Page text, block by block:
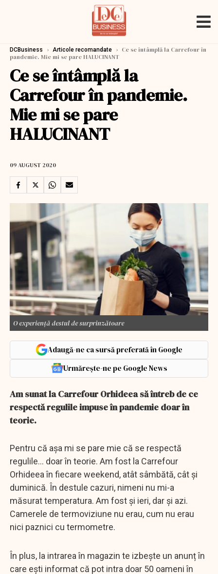
DCBusiness › Articole recomandate › Ce se întâmplă la Carrefour în
pandemie. Mie mi se pare HALUCINANT
Ce se întâmplă la
Carrefour în pandemie.
Mie mi se pare
HALUCINANT
09 AUGUST 2020
O experiență destul de surprinzătoare
Adaugă-ne ca sursă preferată în Google
Urmărește-ne pe Google News
Am sunat la Carrefour Orhideea să întreb de ce
respectă regulile impuse în pandemie doar în
teorie.
Pentru că așa mi se pare mie că se respectă
regulile... doar în teorie. Am fost la Carrefour
Orhideea în fiecare weekend, atât sâmbătă, cât și
duminică. În destule cazuri, nimeni nu mi-a
măsurat temperatura. Am fost și ieri, dar și azi.
Camerele de termoviziune nu erau, cum nu erau
nici paznici cu termometre.
În plus, la intrarea în magazin te izbește un anunț în
care ești informat că pot intra doar 50 oameni în